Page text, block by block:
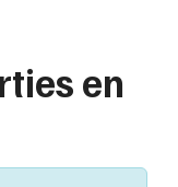
en
de lieu
Autre